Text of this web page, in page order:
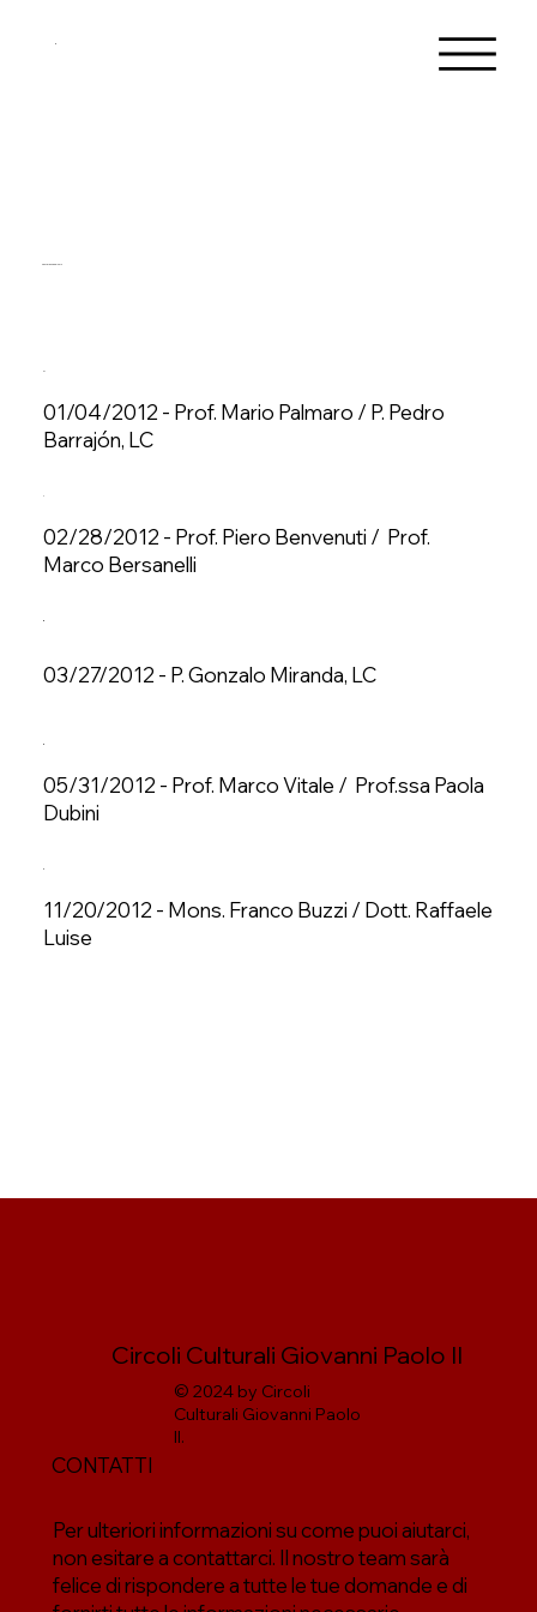
01/04/2012 - Prof. Mario Palmaro / P. Pedro
Barrajón, LC
02/28/2012 - Prof. Piero Benvenuti / Prof.
Marco Bersanelli
03/27/2012 - P. Gonzalo Miranda, LC
05/31/2012 - Prof. Marco Vitale / Prof.ssa Paola
Dubini
11/20/2012 - Mons. Franco Buzzi / Dott. Raffaele
Luise
Circoli Culturali Giovanni Paolo II
© 2024 by Circoli
Culturali Giovanni Paolo
II.
Per ulteriori informazioni su come puoi aiutarci,
non esitare a contattarci. Il nostro team sarà
felice di rispondere a tutte le tue domande e di
CONTATTI